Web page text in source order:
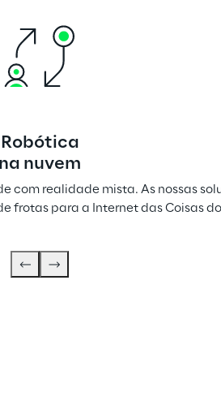
Robótica
na nuvem
realidade mista. As nossas
frotas para a Internet das Coisas